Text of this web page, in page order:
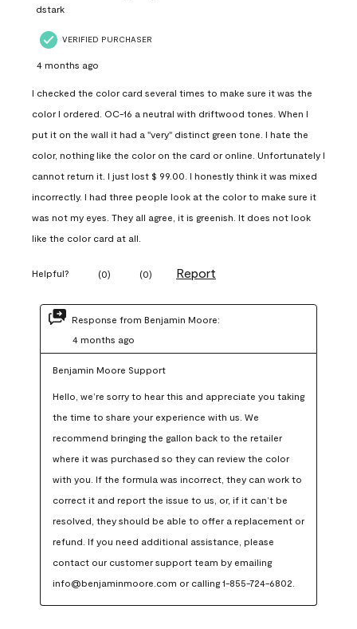
dstark
VERIFIED PURCHASER
4 months ago
I checked the color card several times to make sure it was the
color I ordered. OC-16 a neutral with driftwood tones. When I
put it on the wall it had a "very" distinct green tone. I hate the
color, nothing like the color on the card or online. Unfortunately I
cannot return it. I just lost $ 99.00. I honestly think it was mixed
incorrectly. I had three people look at the color to make sure it
was not my eyes. They all agree, it is greenish. It does not look
like the color card at all.
Helpful? (0) (0) Report
Response from Benjamin Moore:
4 months ago
Benjamin Moore Support
Hello, we’re sorry to hear this and appreciate you taking
the time to share your experience with us. We
recommend bringing the gallon back to the retailer
where it was purchased so they can review the color
with you. If the formula was incorrect, they can work to
correct it and report the issue to us, or, if it can’t be
resolved, they should be able to offer a replacement or
refund. If you need additional assistance, please
contact our customer support team by emailing
info@benjaminmoore.com or calling 1-855-724-6802.